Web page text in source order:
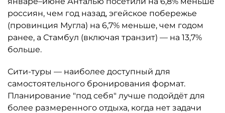
россиян, чем год назад, эгейское побережье
(провинция Мугла) на 6,7% меньше, чем годом
ранее, а Стамбул (включая транзит) — на 13,7%
больше.
Сити-туры — наиболее доступный для
самостоятельного бронирования формат.
Планирование "под себя" лучше подойдёт для
более размеренного отдыха, когда нет задачи